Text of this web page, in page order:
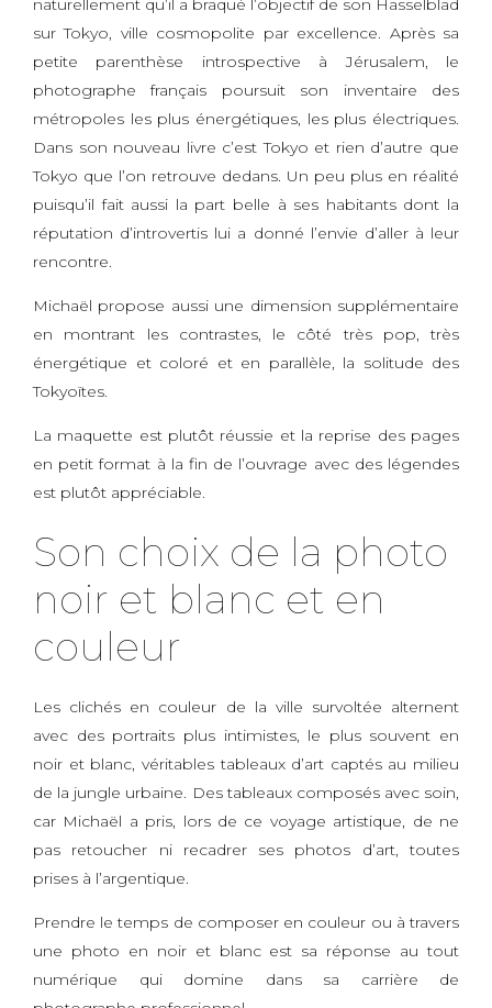
naturellement qu’il a braqué l’objectif de son Hasselblad
sur Tokyo, ville cosmopolite par excellence. Après sa
petite parenthèse introspective à Jérusalem, le
photographe français poursuit son inventaire des
métropoles les plus énergétiques, les plus électriques.
Dans son nouveau livre c’est Tokyo et rien d’autre que
Tokyo que l’on retrouve dedans. Un peu plus en réalité
puisqu’il fait aussi la part belle à ses habitants dont la
réputation d’introvertis lui a donné l’envie d’aller à leur
rencontre.
Michaël propose aussi une dimension supplémentaire
en montrant les contrastes, le côté très pop, très
énergétique et coloré et en parallèle, la solitude des
Tokyoïtes.
La maquette est plutôt réussie et la reprise des pages
en petit format à la fin de l’ouvrage avec des légendes
est plutôt appréciable.
Son choix de la photo
noir et blanc et en
couleur
Les clichés en couleur de la ville survoltée alternent
avec des portraits plus intimistes, le plus souvent en
noir et blanc, véritables tableaux d’art captés au milieu
de la jungle urbaine. Des tableaux composés avec soin,
car Michaël a pris, lors de ce voyage artistique, de ne
pas retoucher ni recadrer ses photos d’art, toutes
prises à l’argentique.
Prendre le temps de composer en couleur ou à travers
une photo en noir et blanc est sa réponse au tout
numérique qui domine dans sa carrière de